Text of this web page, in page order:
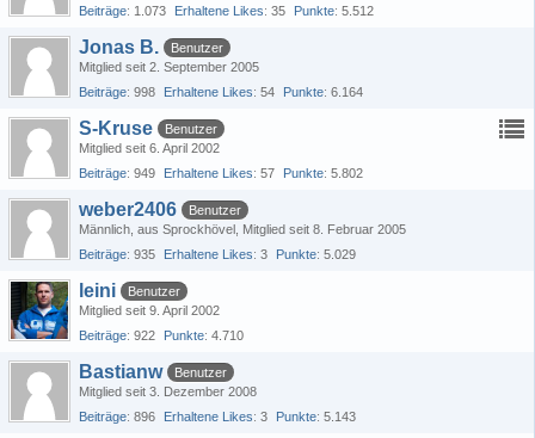
Beiträge 1.073 Erhaltene Likes 35 Punkte 5.512
Jonas B.
Benutzer
Mitglied seit 2. September 2005
Beiträge 998 Erhaltene Likes 54 Punkte 6.164
S-Kruse
Benutzer
Mitglied seit 6. April 2002
Beiträge 949 Erhaltene Likes 57 Punkte 5.802
weber2406
Benutzer
Männlich aus Sprockhövel Mitglied seit 8. Februar 2005
Beiträge 935 Erhaltene Likes 3 Punkte 5.029
leini
Benutzer
Mitglied seit 9. April 2002
Beiträge 922 Punkte 4.710
Bastianw
Benutzer
Mitglied seit 3. Dezember 2008
Beiträge 896 Erhaltene Likes 3 Punkte 5.143